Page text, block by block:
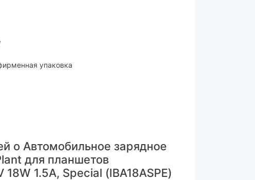
упаковка
о Автомобильное зарядное
для планшетов
18W 1.5A, Special (IBA18ASPE)